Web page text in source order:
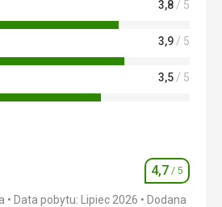
śniadaniowego (papierowa
wyjeżdżaliśmy wcześnie rano w
przetłumaczona za
3,8 / 5
3,9 / 5
3,5 / 5
Ocena
4,7 / 5
Data pobytu: Lipiec 2026
Dodana